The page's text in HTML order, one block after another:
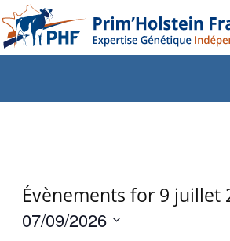
Évènements for 9 juillet
07/09/2026